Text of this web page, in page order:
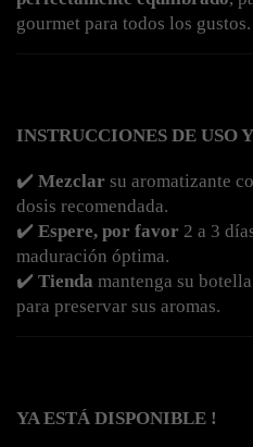
gourmet para todos los gustos.
INSTRUCCIONES DE USO
✔️ Mezclar su aromatizante
dosis recomendada.
✔️ Espere, por favor 2 a 3
maduración óptima.
✔️ Tienda mantenga su
para preservar sus aromas.
YA ESTÁ DISPONIBLE !